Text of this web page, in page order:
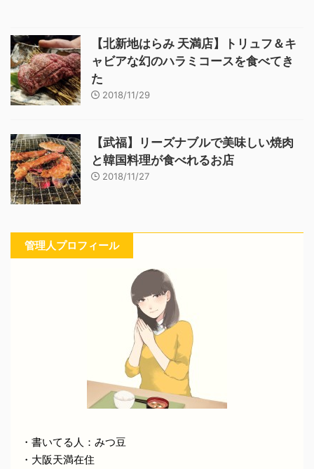
【北新地はらみ 天満店】トリュフ＆キ
ャビアな幻のハラミコースを食べてき
た
2018/11/29
【武福】リーズナブルで美味しい焼肉
と韓国料理が食べれるお店
2018/11/27
管理人プロフィール
・書いてる人：みつ豆
・大阪天満在住